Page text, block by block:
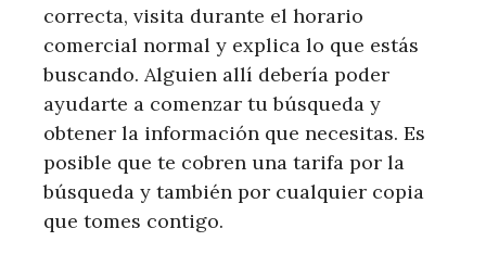
correcta, visita durante el horario
comercial normal y explica lo que estás
buscando. Alguien allí debería poder
ayudarte a comenzar tu búsqueda y
obtener la información que necesitas. Es
posible que te cobren una tarifa por la
búsqueda y también por cualquier copia
que tomes contigo.